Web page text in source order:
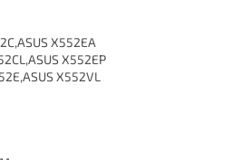
X552EA
X552EP
X552VL